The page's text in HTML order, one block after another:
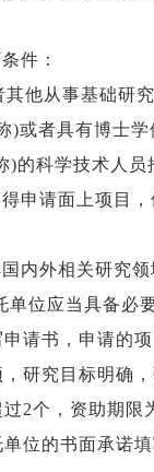
件：
他从事基础研
)或者具有博士
的科学技术人员
申请面上项目
内外相关研究
位应当具备必
请书，申请的
研究目标明确
2个，资助期限
位的书面承诺填